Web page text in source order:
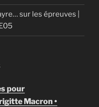
sur les épreuves |
pour
Macron •